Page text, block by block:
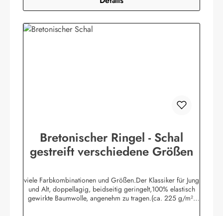
Bretonischer Ringel - Schal
gestreift verschiedene Größen
viele Farbkombinationen und Größen.Der Klassiker für Jung
und Alt, doppellagig, beidseitig geringelt,100% elastisch
gewirkte Baumwolle, angenehm zu tragen.(ca. 225 g/m²)